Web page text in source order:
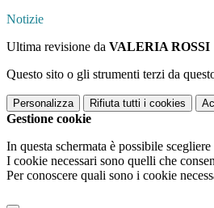
Notizie
Ultima revisione da VALERIA ROSSI
Questo sito o gli strumenti terzi da
Personalizza Rifiuta tutti i cookies
Gestione cookie
In questa schermata è possibile
I cookie necessari sono quelli che
Per conoscere quali sono i cookie